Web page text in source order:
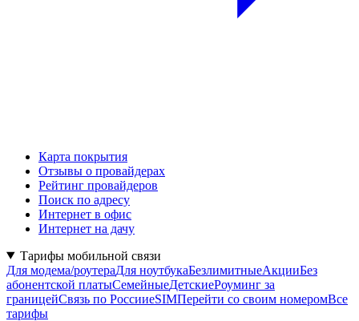
Карта покрытия
Отзывы о провайдерах
Рейтинг провайдеров
Поиск по адресу
Интернет в офис
Интернет на дачу
Тарифы мобильной связи
Для модема/роутераДля ноутбукаБезлимитныеАкцииБез
абонентской платыСемейныеДетскиеРоуминг за
границейСвязь по РоссииeSIMПерейти со своим номеромВсе
тарифы